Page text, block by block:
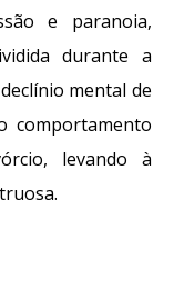
e paranoia,
durante a
mental de
comportamento
levando à